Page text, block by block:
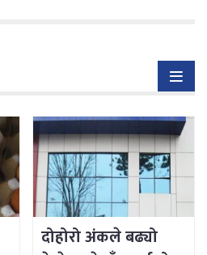
दोहोरो अंकले बढ्यो